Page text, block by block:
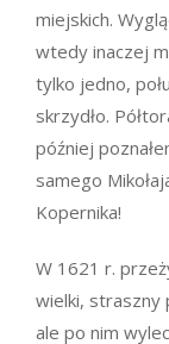
miejskich.
wtedy inaczej
tylko jedno,
skrzydło.
później
samego
Kopernika!
W 1621 r.
wielki, straszny
ale po nim